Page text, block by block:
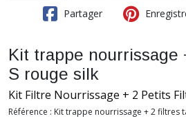
Partager
Kit trappe nourrissage
S rouge silk
Kit Filtre Nourrissage + 2 Petits
Référence : Kit trappe nourrissage + 2 filtres